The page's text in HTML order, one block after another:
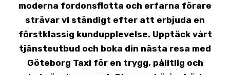
moderna fordonsflotta och erfarna förare
strävar vi ständigt efter att erbjuda en
förstklassig kundupplevelse. Upptäck vårt
tjänsteutbud och boka din nästa resa med
Göteborg Taxi för en trygg, pålitlig och